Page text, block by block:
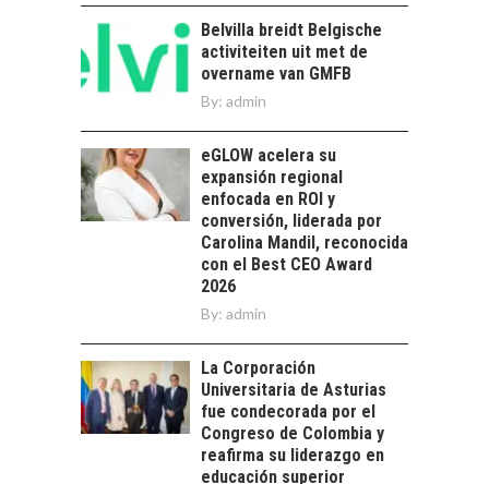
el reto ineludible de…
CHILE COMO HUB
TECNOLÓGICO DE
AMÉRICA LATINA:
AVANCES Y DESAFÍOS
Chile como hub
tecnológico de
América Latina:
avances y desafíos…
LA
TRANSFORMACIÓN
DE LOS RECURSOS
HUMANOS EN LAS
EMPRESAS
CHILENAS
estratégica de los
recursos humanos en
las empresas…
FINANCIAMIENTO
PARA PYMES EN
CHILE:
ALTERNATIVAS MÁS
ALLÁ DEL CRÉDITO
Belvilla breidt Belgische
activiteiten uit met de
overname van GMFB
By: admin
eGLOW acelera su
expansión regional
enfocada en ROI y
conversión, liderada por
Carolina Mandil, reconocida
con el Best CEO Award
2026
By: admin
La Corporación
Universitaria de Asturias
fue condecorada por el
Congreso de Colombia y
reafirma su liderazgo en
educación superior